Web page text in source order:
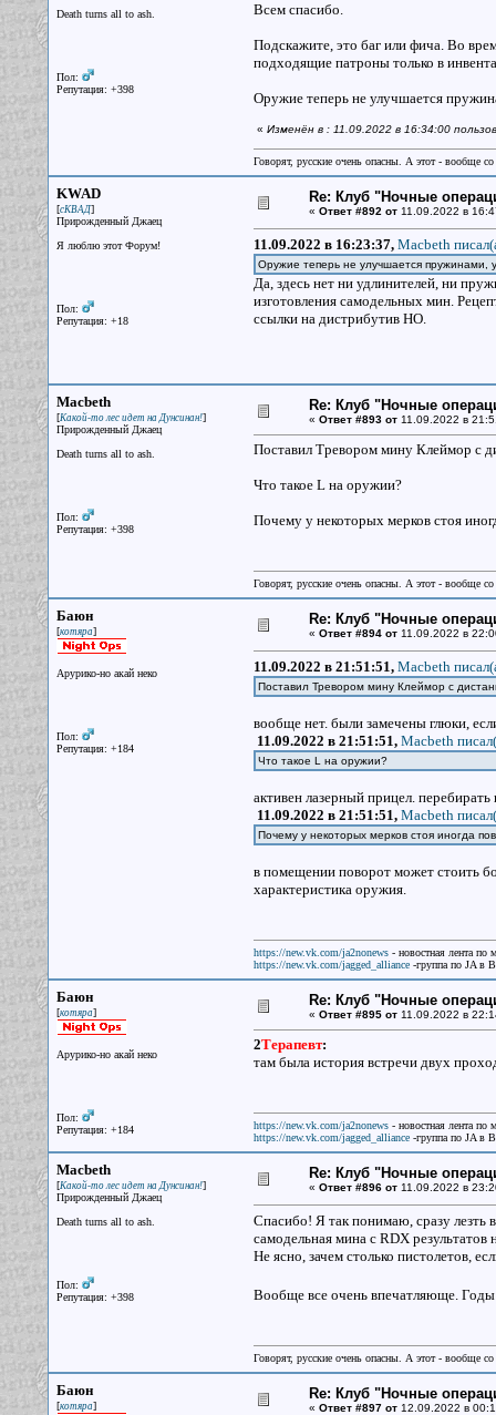
Death turns all to ash.
Пол:
Репутация: +398
Всем спасибо.
Подскажите, это баг или фича. Во
подходящие патроны только в
Оружие теперь не улучшается
« Изменён в : 11.09.2022 в 16:34:00
Говорят, русские очень опасны. А этот - вообще
KWAD
[сКВАД]
Прирожденный Джаец
Я люблю этот Форум!
Пол:
Репутация: +18
Re: Клуб "Ночные
« Ответ #892 от11.09.2022 в
11.09.2022 в 16:23:37, Macbeth
Оружие теперь не улучшается пружинами,
Да, здесь нет ни удлинителей, ни
изготовления самодельных мин.
ссылки на дистрибутив НО.
Macbeth
[Какой-то лес идет на Дунсинан!]
Прирожденный Джаец
Death turns all to ash.
Пол:
Репутация: +398
Re: Клуб "Ночные
« Ответ #893 от11.09.2022 в
Поставил Тревором мину Клеймор с
Что такое L на оружии?
Почему у некоторых мерков стоя
Говорят, русские очень опасны. А этот - вообще
Баюн
[котяра]
Арурико-но акай неко
Пол:
Репутация: +184
Re: Клуб "Ночные
« Ответ #894 от11.09.2022 в
11.09.2022 в 21:51:51, Macbeth
Поставил Тревором мину Клеймор с
вообще нет. были замечены глюки,
11.09.2022 в 21:51:51, Macbeth
Что такое L на оружии?
активен лазерный прицел.
11.09.2022 в 21:51:51, Macbeth
Почему у некоторых мерков стоя иногда
в помещении поворот может стоить
характеристика оружия.
https://new.vk.com/ja2nonews- новостная лента по
https://new.vk.com/jagged_alliance-группа по JA в
Баюн
[котяра]
Арурико-но акай неко
Пол:
Репутация: +184
Re: Клуб "Ночные
« Ответ #895 от11.09.2022 в
2Терапевт:
там была история встречи двух
https://new.vk.com/ja2nonews- новостная лента по
https://new.vk.com/jagged_alliance-группа по JA в
Macbeth
[Какой-то лес идет на Дунсинан!]
Прирожденный Джаец
Death turns all to ash.
Пол:
Репутация: +398
Re: Клуб "Ночные
« Ответ #896 от11.09.2022 в
Спасибо! Я так понимаю, сразу лезть
самодельная мина с RDX
Не ясно, зачем столько пистолетов,
Вообще все очень впечатляюще.
Говорят, русские очень опасны. А этот - вообще
Баюн
[котяра]
Re: Клуб "Ночные
« Ответ #897 от12.09.2022 в